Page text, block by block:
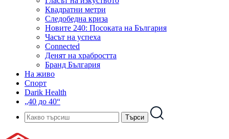
Квадратни метри
Следобедна криза
Новите 240: Посоката на България
Часът на успеха
Connected
Денят на храбростта
Бранд България
На живо
Спорт
Darik Health
„40 до 40“